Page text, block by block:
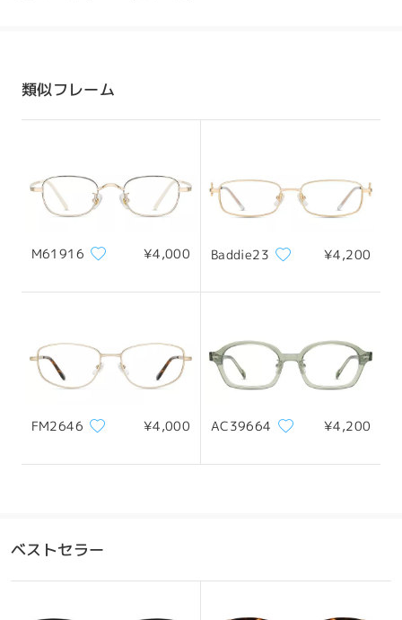
ご質問やさらなるサポートについては、ライブチャットまたはメ
ートチームにご連絡ください。
オン Jan 20 , 2025
質問する
配送時間
類似フレーム
M61916 ¥4,000 Baddie23 ¥4,200
FM2646 ¥4,000 AC39664 ¥4,200
ベストセラー